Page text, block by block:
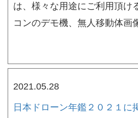
は、様々な用途にご利用頂け
コンのデモ機、無人移動体画
2021.05.28
日本ドローン年鑑２０２１に